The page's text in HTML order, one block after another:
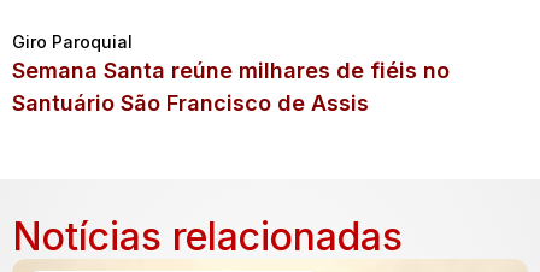
Giro Paroquial
Semana Santa reúne milhares de fiéis no
Santuário São Francisco de Assis
Notícias relacionadas